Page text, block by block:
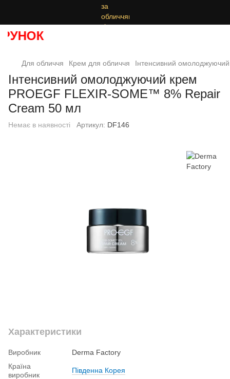
Для обличчя Крем для обличчя Інтенсивний
Інтенсивний омолоджуючий крем
PROEGF FLEXIR-SOME™ 8% Repair
Cream 50 мл
Немає в наявності Артикул: DF146
Характеристики
Виробник
Derma Factory
Країна
виробник
Південна Корея